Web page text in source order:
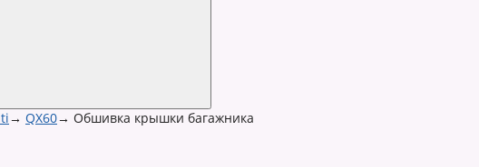
→ QX60→ Обшивка крышки багажника